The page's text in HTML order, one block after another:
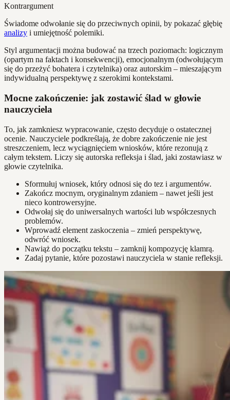
Kontrargument
Świadome odwołanie się do przeciwnych opinii, by pokazać głębię
analizy i umiejętność polemiki.
Styl argumentacji można budować na trzech poziomach: logicznym
(opartym na faktach i konsekwencji), emocjonalnym (odwołującym
się do przeżyć bohatera i czytelnika) oraz autorskim – mieszającym
indywidualną perspektywę z szerokimi kontekstami.
Mocne zakończenie: jak zostawić ślad w głowie
nauczyciela
To, jak zamkniesz wypracowanie, często decyduje o ostatecznej
ocenie. Nauczyciele podkreślają, że dobre zakończenie nie jest
streszczeniem, lecz wyciągnięciem wniosków, które rezonują z
całym tekstem. Liczy się autorska refleksja i ślad, jaki zostawiasz w
głowie czytelnika.
Sformułuj wniosek, który odnosi się do tez i argumentów.
Zakończ mocnym, oryginalnym zdaniem – nawet jeśli jest
nieco kontrowersyjne.
Odwołaj się do uniwersalnych wartości lub współczesnych
problemów.
Wprowadź element zaskoczenia – zmień perspektywę,
odwróć wniosek.
Nawiąż do początku tekstu – zamknij kompozycję klamrą.
Zadaj pytanie, które pozostawi nauczyciela w stanie refleksji.